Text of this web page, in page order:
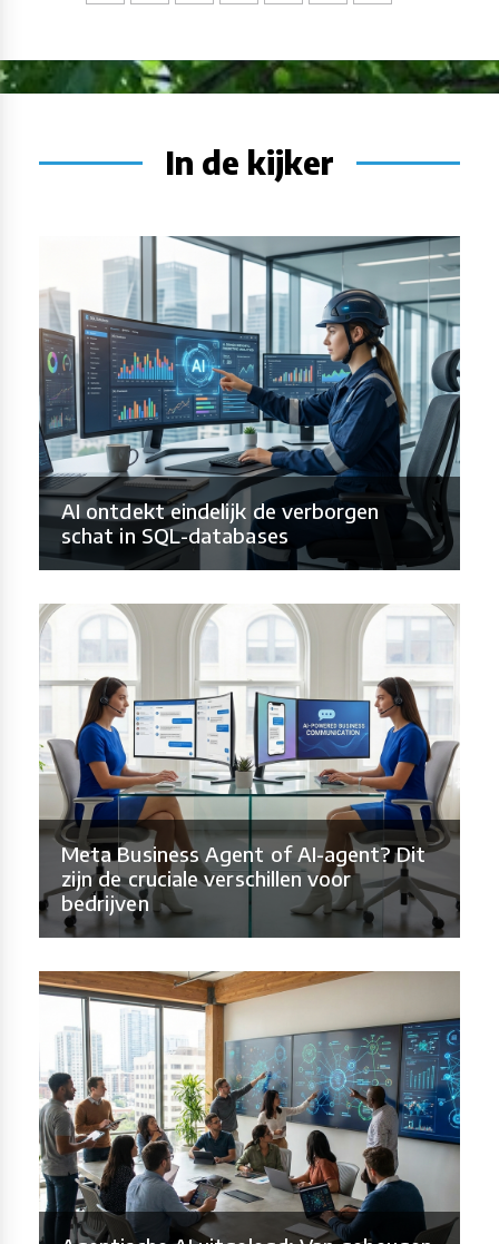
In de kijker
AI ontdekt eindelijk de verborgen
schat in SQL-databases
Meta Business Agent of AI-agent? Dit
zijn de cruciale verschillen voor
bedrijven